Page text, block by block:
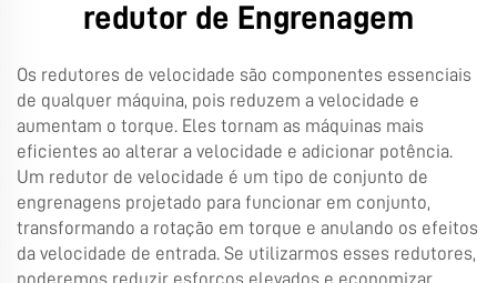
redutor de Engrenagem
Os redutores de velocidade são componentes essenciais
de qualquer máquina, pois reduzem a velocidade e
aumentam o torque. Eles tornam as máquinas mais
eficientes ao alterar a velocidade e adicionar potência.
Um redutor de velocidade é um tipo de conjunto de
engrenagens projetado para funcionar em conjunto,
transformando a rotação em torque e anulando os efeitos
da velocidade de entrada. Se utilizarmos esses redutores,
poderemos reduzir esforços elevados e economizar